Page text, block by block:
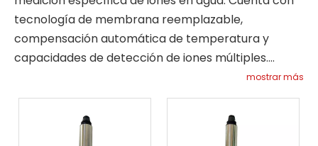
tecnología de membrana reemplazable,
compensación automática de temperatura y
capacidades de detección de iones múltiples.
Adecuado para diversas aplicaciones, incluyendo
monitoreo de agua potable y control de procesos
mostrar más